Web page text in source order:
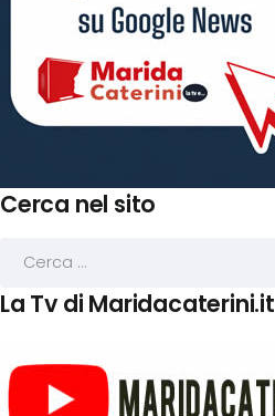
Cerca nel sito
La Tv di Maridacaterini.it